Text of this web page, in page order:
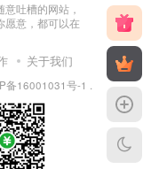
吐槽的网站，
愿意，都可以在
关于我们
备16001031号-1